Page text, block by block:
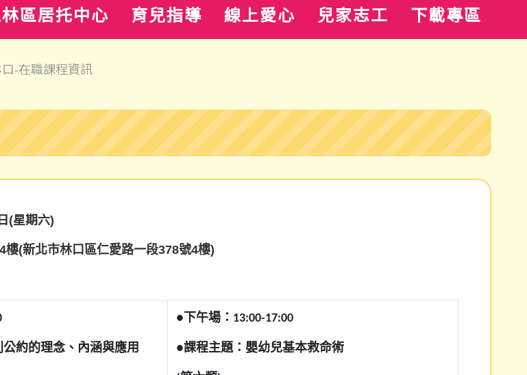
區居托中心 育兒指導 線上愛心 兒家志工 下載專區
-在職課程資訊
(星期六)
樓(新北市林口區仁愛路一段378號4樓)
約的理念、內涵與應用
●下午場：13:00-17:00
●課程主題：嬰幼兒基本救命術